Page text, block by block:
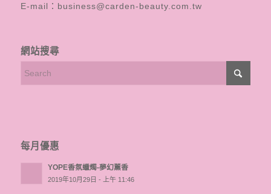
E-mail： business@carden-beauty.com.tw
網站搜尋
每月優惠
YOPE香氛蠟燭-夢幻薰香
2019年10月29日 - 上午 11:46